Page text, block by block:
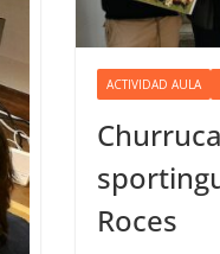
ACTIVIDAD AULA
Roces